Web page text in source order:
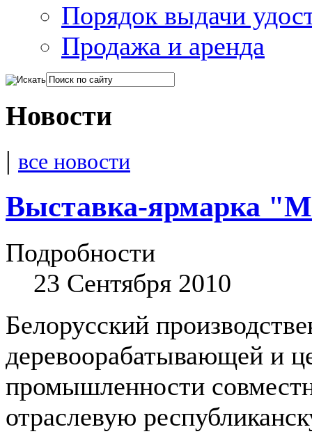
Порядок выдачи
Продажа и аренда
Новости
| все новости
Выставка-ярмарка
Подробности
23 Сентября 2010
Белорусский
деревоорабатывающей и
промышленности
отраслевую